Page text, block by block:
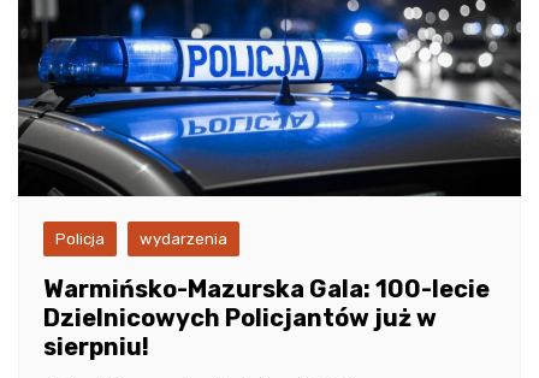
Policja wydarzenia
Warmińsko-Mazurska Gala: 100-lecie
Dzielnicowych Policjantów już w
sierpniu!